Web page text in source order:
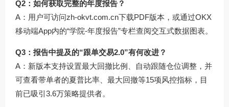
Q2：如何获取完整的年度报告？
A：用户可访问zh-okvt.com.cn下载PDF版本，或通过OKX
移动端App内的“学院-年度报告”专栏查阅交互式数据图表。
Q3：报告中提及的“跟单交易2.0”有何改进？
A：新版本支持设置最大回撤比例、自动跟随仓位调整，并
可查看带单者的夏普比率、最大回撤等15项风控指标，目
前已吸引3.6万策略提供者。